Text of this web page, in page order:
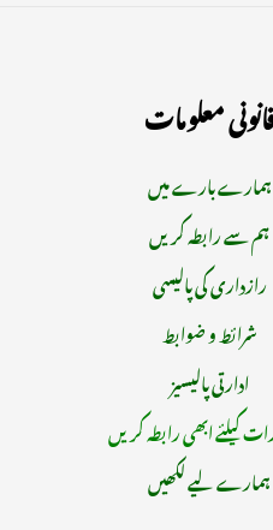
معلومات
ہمارے بارے میں
ہم سے رابطہ کریں
رازداری کی پالیسی
شرائط و ضوابط
ادارتی پالیسیز
کیلئے ابھی رابطہ کریں
ہمارے لیے لکھیں